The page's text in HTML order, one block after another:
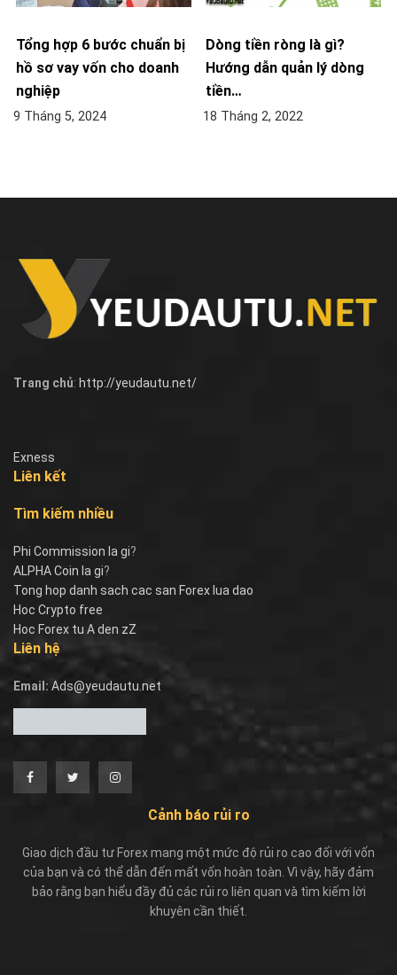
Tổng hợp 6 bước chuẩn bị
hồ sơ vay vốn cho doanh
nghiệp
9 Tháng 5, 2024
Dòng tiền ròng là gì?
Hướng dẫn quản lý dòng
tiền…
18 Tháng 2, 2022
Trang chủ: http://yeudautu.net/
Exness
Liên kết
Tìm kiếm nhiều
Phi Commission la gi?
ALPHA Coin la gi?
Tong hop danh sach cac san Forex lua dao
Hoc Crypto free
Hoc Forex tu A den zZ
Liên hệ
Email: Ads@yeudautu.net
Cảnh báo rủi ro
Giao dịch đầu tư Forex mang một mức độ rủi ro cao đối với vốn
của bạn và có thể dẫn đến mất vốn hoàn toàn. Vì vậy, hãy đảm
bảo rằng bạn hiểu đầy đủ các rủi ro liên quan và tìm kiếm lời
khuyên cần thiết.